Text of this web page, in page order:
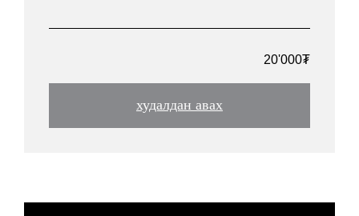
20'000₮
худалдан авах